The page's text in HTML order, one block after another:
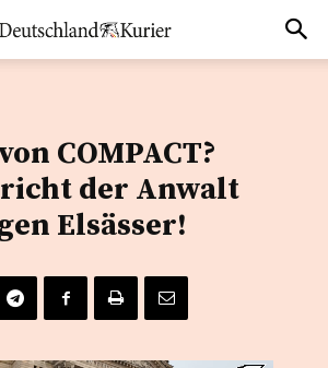
COMPACT?
der Anwalt
Elsässer!